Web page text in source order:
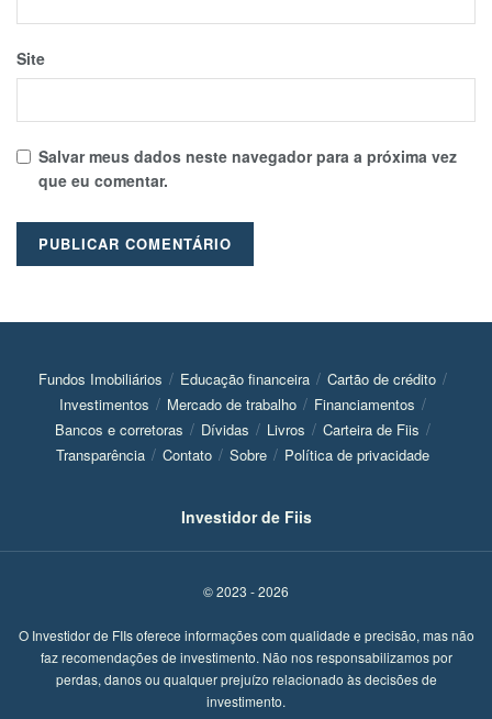
Site
Salvar meus dados neste navegador para a próxima vez
que eu comentar.
Fundos Imobiliários Educação financeira
Cartão de crédito
Investimentos
Mercado de trabalho
Financiamentos
Bancos e corretoras
Dívidas Livros
Carteira de Fiis
Transparência
Contato Sobre Política de privacidade
Investidor de Fiis
© 2023 - 2026
O Investidor de FIIs oferece informações com qualidade e precisão, mas não
faz recomendações de investimento. Não nos responsabilizamos por
perdas, danos ou qualquer prejuízo relacionado às decisões de
investimento.